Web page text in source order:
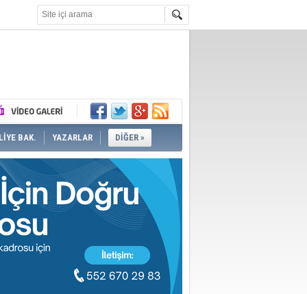
BAK. YAZARLAR DİĞER »